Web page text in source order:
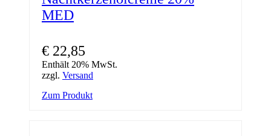
MED
€ 22,85
Enthält 20% MwSt.
zzgl. Versand
Zum Produkt